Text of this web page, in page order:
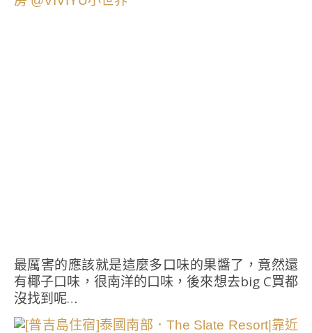
最厲害的應該就是這麼多口味的果醬了，竟然還
有椰子口味，很南洋的口味，後來想去big C買都
沒找到呢…